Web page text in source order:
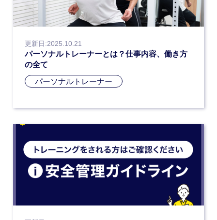
更新日:2025.10.21
パーソナルトレーナーとは？仕事内容、働き方
の全て
パーソナルトレーナー